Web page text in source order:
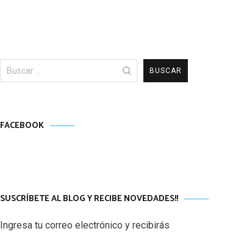
Buscar:
FACEBOOK
SUSCRÍBETE AL BLOG Y RECIBE NOVEDADES!!
Ingresa tu correo electrónico y recibirás